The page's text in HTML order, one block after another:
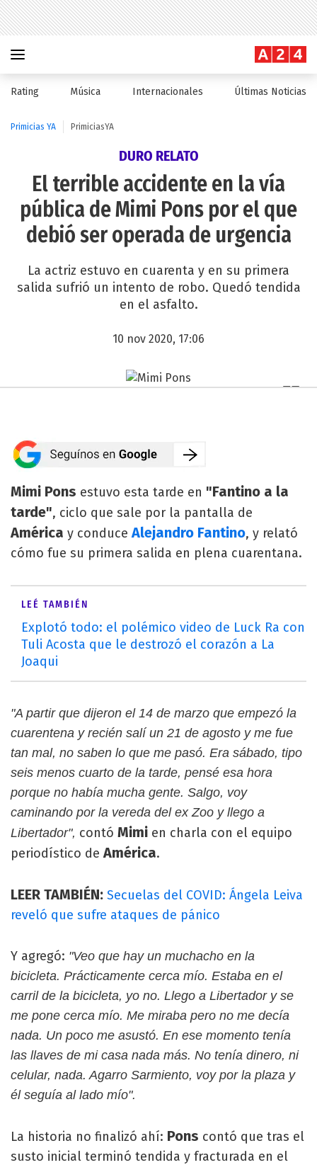
Rating Música Internacionales Últimas Noticias
Primicias YA PrimiciasYA
DURO RELATO
El terrible accidente en la vía
pública de Mimi Pons por el que
debió ser operada de urgencia
La actriz estuvo en cuarenta y en su primera
salida sufrió un intento de robo. Quedó tendida
en el asfalto.
10 nov 2020, 17:06
Mimi Pons estuvo esta tarde en "Fantino a la
tarde", ciclo que sale por la pantalla de
América y conduce Alejandro Fantino, y relató
cómo fue su primera salida en plena cuarentana.
LEÉ TAMBIÉN
Explotó todo: el polémico video de Luck Ra con
Tuli Acosta que le destrozó el corazón a La
Joaqui
"A partir que dijeron el 14 de marzo que empezó la
cuarentena y recién salí un 21 de agosto y me fue
tan mal, no saben lo que me pasó. Era sábado, tipo
seis menos cuarto de la tarde, pensé esa hora
porque no había mucha gente. Salgo, voy
caminando por la vereda del ex Zoo y llego a
Libertador", contó Mimi en charla con el equipo
periodístico de América.
LEER TAMBIÉN: Secuelas del COVID: Ángela Leiva
reveló que sufre ataques de pánico
Y agregó: "Veo que hay un muchacho en la
bicicleta. Prácticamente cerca mío. Estaba en el
carril de la bicicleta, yo no. Llego a Libertador y se
me pone cerca mío. Me miraba pero no me decía
nada. Un poco me asustó. En ese momento tenía
las llaves de mi casa nada más. No tenía dinero, ni
celular, nada. Agarro Sarmiento, voy por la plaza y
él seguía al lado mío".
La historia no finalizó ahí: Pons contó que tras el
susto inicial terminó tendida y fracturada en el